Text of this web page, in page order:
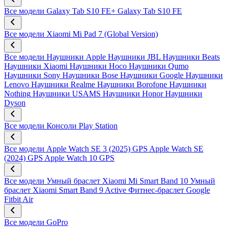
Все модели Galaxy Tab S10 FE+ Galaxy Tab S10 FE
Все модели Xiaomi Mi Pad 7 (Global Version)
Все модели Наушники Apple Наушники JBL Наушники Beats
Наушники Xiaomi Наушники Hoco Наушники Qumo
Наушники Sony Наушники Bose Наушники Google Наушники
Lenovo Наушники Realme Наушники Borofone Наушники
Nothing Наушники USAMS Наушники Honor Наушники
Dyson
Все модели Консоли Play Station
Все модели Apple Watch SE 3 (2025) GPS Apple Watch SE
(2024) GPS Apple Watch 10 GPS
Все модели Умный браслет Xiaomi Mi Smart Band 10 Умный
браслет Xiaomi Smart Band 9 Active Фитнес-браслет Google
Fitbit Air
Все модели GoPro